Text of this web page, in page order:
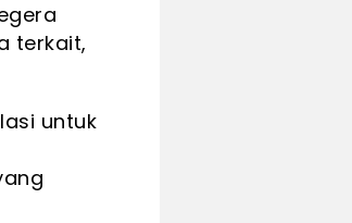
terkait,
untuk